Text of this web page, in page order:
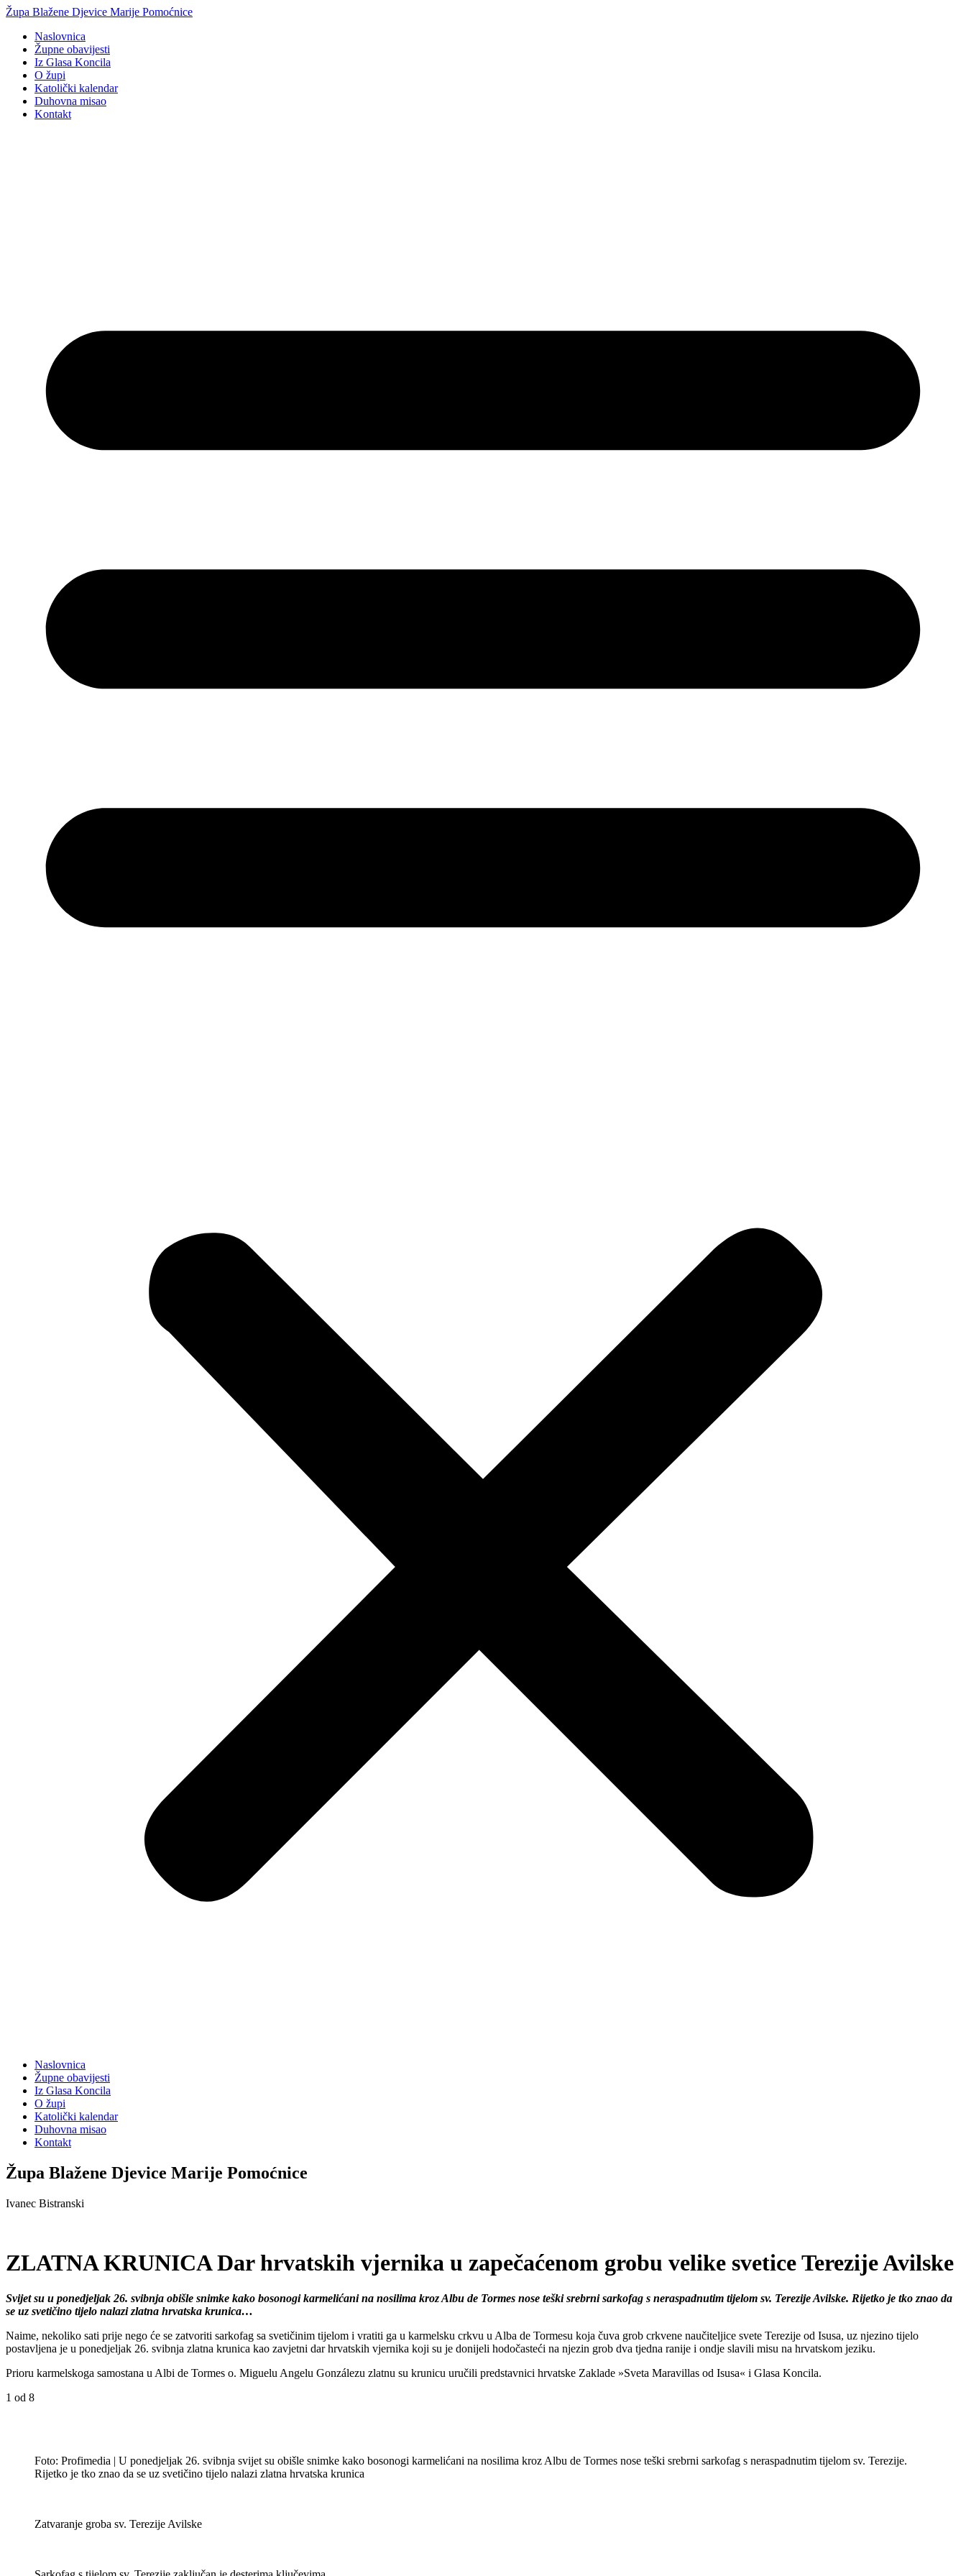
Idi
sadržaj
Župa Blažene Djevice Marije Pomoćnice
Naslovnica
Župne obavijesti
Iz Glasa Koncila
O župi
Katolički kalendar
Duhovna misao
Kontakt
Naslovnica
Župne obavijesti
Iz Glasa Koncila
O župi
Katolički kalendar
Duhovna misao
Kontakt
Župa Blažene Djevice Marije Pomoćnice
Ivanec Bistranski
ZLATNA KRUNICA Dar hrvatskih vjernika u zapečaćenom grobu velike svetice Terezije Avilske
Svijet su u ponedjeljak 26. svibnja obišle snimke kako bosonogi karmelićani na nosilima kroz Albu de Tormes nose teški srebrni sarkofag s neraspadnutim tijelom sv. Terezije Avilske. Rijetko je tko znao da
se uz svetičino tijelo nalazi zlatna hrvatska krunica…
Naime, nekoliko sati prije nego će se zatvoriti sarkofag sa svetičinim tijelom i vratiti ga u karmelsku crkvu u Alba de Tormesu koja čuva grob crkvene naučiteljice svete Terezije od Isusa, uz njezino tijelo
postavljena je u ponedjeljak 26. svibnja zlatna krunica kao zavjetni dar hrvatskih vjernika koji su je donijeli hodočasteći na njezin grob dva tjedna ranije i ondje slavili misu na hrvatskom jeziku.
Prioru karmelskoga samostana u Albi de Tormes o. Miguelu Angelu Gonzálezu zlatnu su krunicu uručili predstavnici hrvatske Zaklade »Sveta Maravillas od Isusa« i Glasa Koncila.
1 od 8
Foto: Profimedia | U ponedjeljak 26. svibnja svijet su obišle snimke kako bosonogi karmelićani na nosilima kroz Albu de Tormes nose teški srebrni sarkofag s neraspadnutim tijelom sv. Terezije.
Rijetko je tko znao da se uz svetičino tijelo nalazi zlatna hrvatska krunica
Zatvaranje groba sv. Terezije Avilske